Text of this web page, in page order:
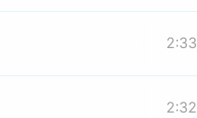
2:33
2:32